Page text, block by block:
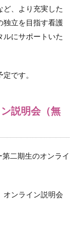
ど、より充実した
独立を目指す看護
ルにサポートいた
です。
説明会（無
二期生のオンライ
オンライン説明会